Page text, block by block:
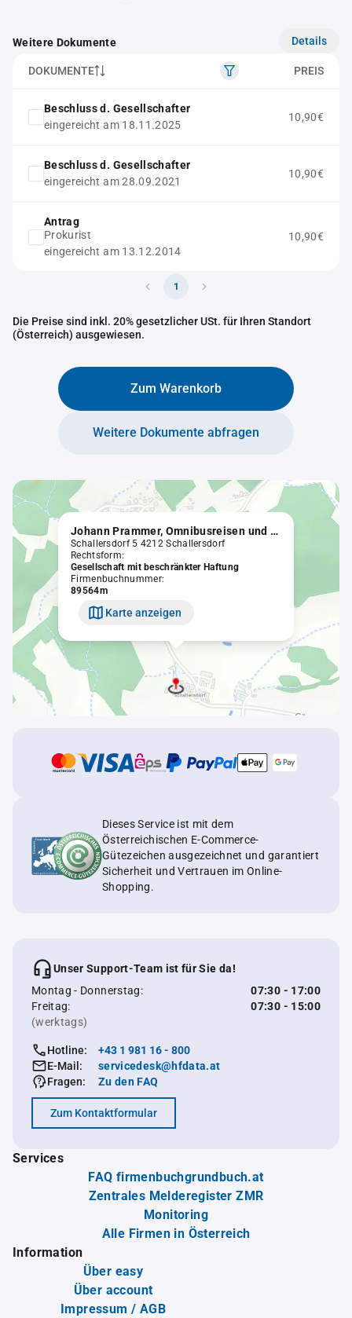
Weitere Dokumente Details
DOKUMENTE PREIS
Beschluss d. Gesellschafter
eingereicht am 18.11.2025
10,90€
Beschluss d. Gesellschafter
eingereicht am 28.09.2021
10,90€
Antrag
Prokurist
eingereicht am 13.12.2014
10,90€
1
Die Preise sind inkl. 20% gesetzlicher USt. für Ihren Standort
(Österreich) ausgewiesen.
Zum Warenkorb
Weitere Dokumente abfragen
Johann Prammer, Omnibusreisen und Mietwagenverleih Gesellschaft m.b.H.
Schallersdorf 5 4212 Schallersdorf
Rechtsform:
Gesellschaft mit beschränkter Haftung
Firmenbuchnummer:
89564m
Karte anzeigen
Dieses Service ist mit dem
Österreichischen E-Commerce-
Gütezeichen ausgezeichnet und garantiert
Sicherheit und Vertrauen im Online-
Shopping.
Unser Support-Team ist für Sie da!
Montag - Donnerstag:
07:30 - 17:00
Freitag:
07:30 - 15:00
(werktags)
Hotline:
+43 1 981 16 - 800
E-Mail:
servicedesk@hfdata.at
Fragen:
Zu den FAQ
Zum Kontaktformular
Services
FAQ firmenbuchgrundbuch.at
Zentrales Melderegister ZMR
Monitoring
Alle Firmen in Österreich
Information
Über easy
Über account
Impressum / AGB